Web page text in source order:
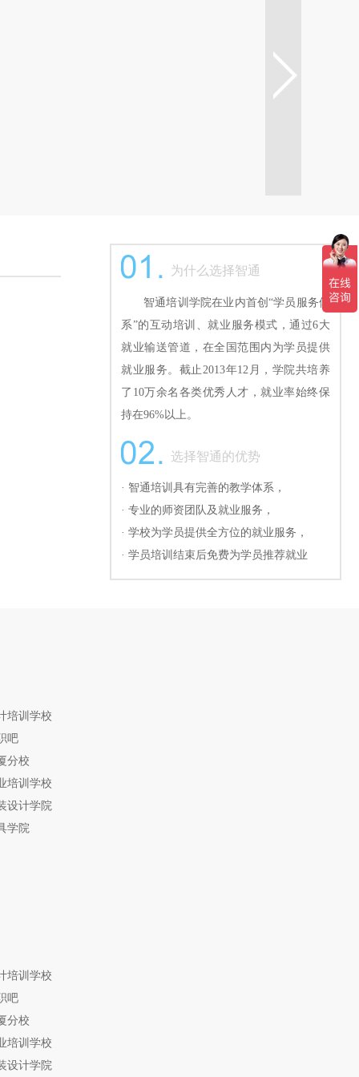
为什么选择智通
智通培训学院在业内首创“学员服务体
系”的互动培训、就业服务模式，通过6大
就业输送管道，在全国范围内为学员提供
就业服务。截止2013年12月，学院共培养
了10万余名各类优秀人才，就业率始终保
持在96%以上。
选择智通的优势
· 智通培训具有完善的教学体系，
· 专业的师资团队及就业服务，
· 学校为学员提供全方位的就业服务，
· 学员培训结束后免费为学员推荐就业
培训学校
吧
分校
培训学校
设计学院
学院
培训学校
吧
分校
培训学校
设计学院